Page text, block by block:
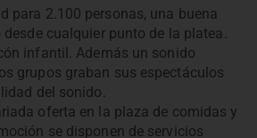
para 2.100 personas, una buena
cualquier punto de la platea.
infantil. Además un sonido
grupos graban sus espectáculos
del sonido.
oferta en la plaza de comidas y
se disponen de servicios